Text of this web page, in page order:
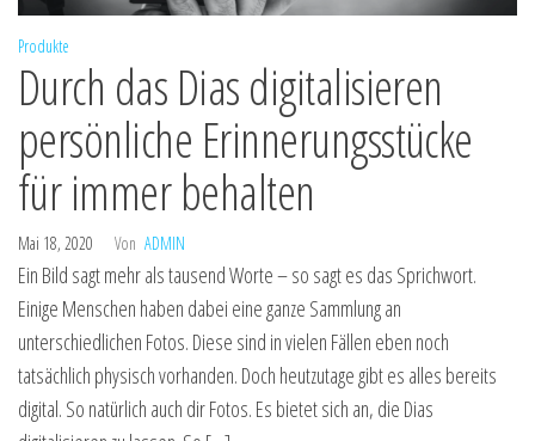
Produkte
Durch das Dias digitalisieren
persönliche Erinnerungsstücke
für immer behalten
Mai 18, 2020 Von ADMIN
Ein Bild sagt mehr als tausend Worte – so sagt es das Sprichwort.
Einige Menschen haben dabei eine ganze Sammlung an
unterschiedlichen Fotos. Diese sind in vielen Fällen eben noch
tatsächlich physisch vorhanden. Doch heutzutage gibt es alles bereits
digital. So natürlich auch dir Fotos. Es bietet sich an, die Dias